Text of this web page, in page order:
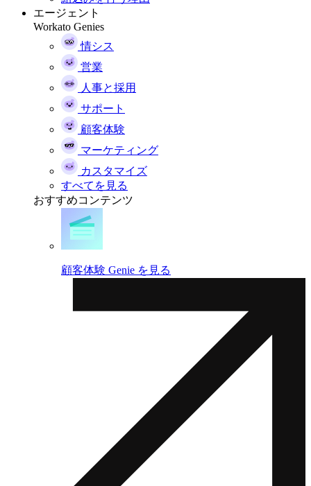
エージェント
Workato Genies
情シス
営業
人事と採用
サポート
顧客体験
マーケティング
カスタマイズ
すべてを見る
おすすめコンテンツ
顧客体験 Genie を見る